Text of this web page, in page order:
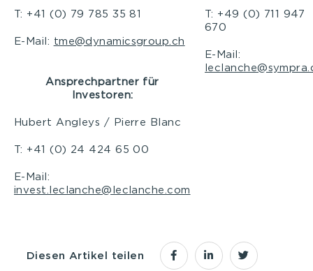
T: +41 (0) 79 785 35 81
E-Mail: tme@dynamicsgroup.ch
T: +49 (0) 711 947
670
E-Mail:
Ansprechpartner für
Investoren:
Hubert Angleys / Pierre Blanc
T: +41 (0) 24 424 65 00
E-Mail:
invest.leclanche@leclanche.com
Diesen Artikel teilen